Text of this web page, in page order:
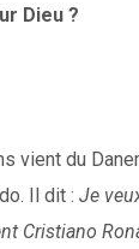
Dieu ?
vient du
Il dit : Je
Cristiano